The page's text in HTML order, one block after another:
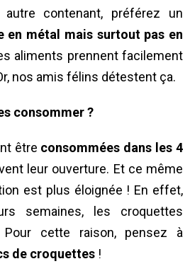
contenant, préférez un
en métal mais surtout pas en
aliments prennent facilement
nos amis félins détestent ça.
consommer ?
être consommées dans les 4
leur ouverture. Et ce même
est plus éloignée ! En effet,
semaines, les croquettes
cette raison, pensez à
de croquettes !